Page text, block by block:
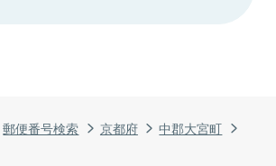
郵便番号検索 京都府
中郡大宮町